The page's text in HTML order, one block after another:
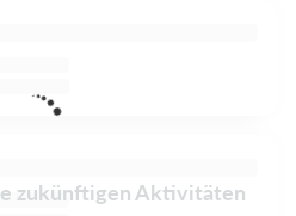
zukünftigen Aktivitäten